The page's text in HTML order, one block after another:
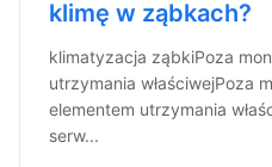
klimę w ząbkach?
klimatyzacja ząbkiPoza
utrzymania właściwejPoza
elementem utrzymania
serw...